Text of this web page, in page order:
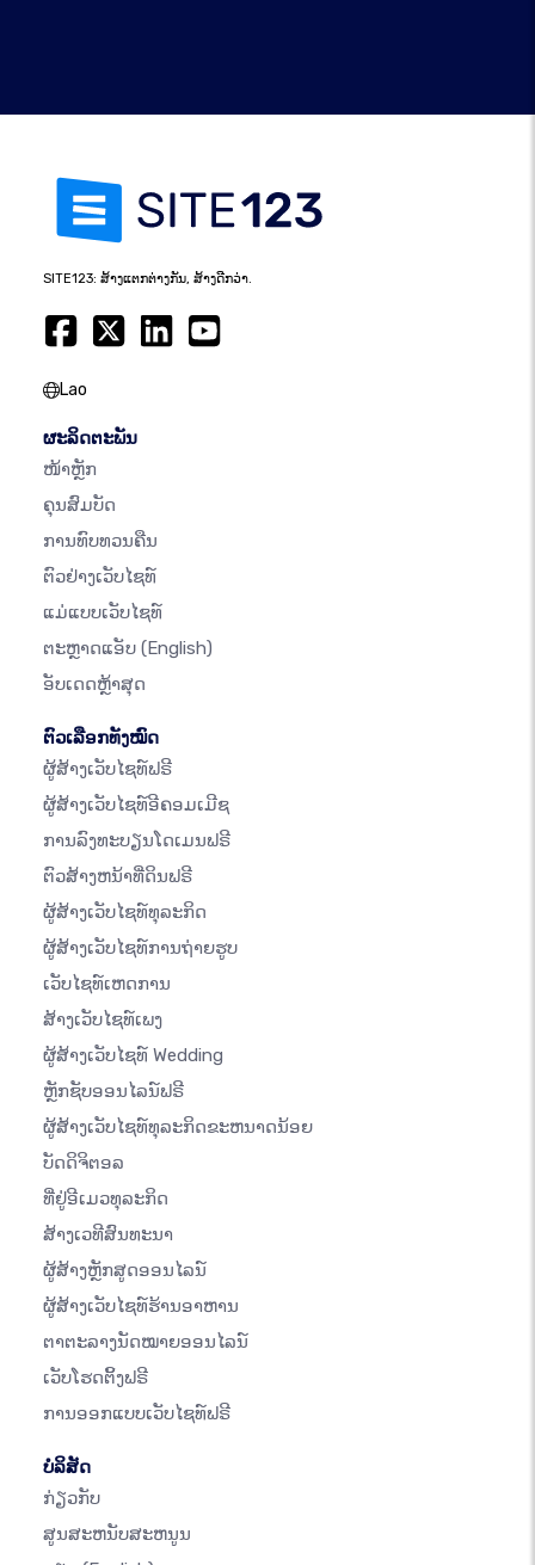
SITE123: ສ້າງແຕກຕ່າງກັນ, ສ້າງດີກວ່າ.
Lao
ຜະລິດຕະພັນ
ໜ້າຫຼັກ
ຄຸນສົມບັດ
ການທົບທວນຄືນ
ຕົວຢ່າງເວັບໄຊທ໌
ແມ່ແບບເວັບໄຊທ໌
ຕະຫຼາດແອັບ (English)
ອັບເດດຫຼ້າສຸດ
ຕົວເລືອກທັງໝົດ
ຜູ້ສ້າງເວັບໄຊທ໌ຟຣີ
ຜູ້ສ້າງເວັບໄຊທ໌ອີຄອມເມີຊ
ການລົງທະບຽນໂດເມນຟຣີ
ຕົວສ້າງຫນ້າທີ່ດິນຟຣີ
ຜູ້ສ້າງເວັບໄຊທ໌ທຸລະກິດ
ຜູ້ສ້າງເວັບໄຊທ໌ການຖ່າຍຮູບ
ເວັບໄຊທ໌ເຫດການ
ສ້າງເວັບໄຊທ໌ເພງ
ຜູ້ສ້າງເວັບໄຊທ໌ Wedding
ຫຼັກຊັບອອນໄລນ໌ຟຣີ
ຜູ້ສ້າງເວັບໄຊທ໌ທຸລະກິດຂະຫນາດນ້ອຍ
ບັດດິຈິຕອລ
ທີ່ຢູ່ອີເມວທຸລະກິດ
ສ້າງເວທີສົນທະນາ
ຜູ້ສ້າງຫຼັກສູດອອນໄລນ໌
ຜູ້ສ້າງເວັບໄຊທ໌ຮ້ານອາຫານ
ຕາຕະລາງນັດໝາຍອອນໄລນ໌
ເວັບໂຮດຕິ້ງຟຣີ
ການອອກແບບເວັບໄຊທ໌ຟຣີ
ບໍລິສັດ
ກ່ຽວກັບ
ສູນສະຫນັບສະຫນູນ